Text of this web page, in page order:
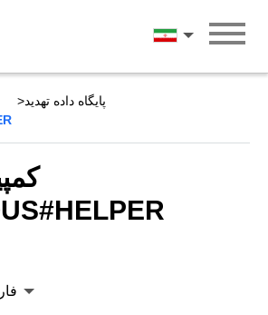
فارسی
پایگاه داده تهدید